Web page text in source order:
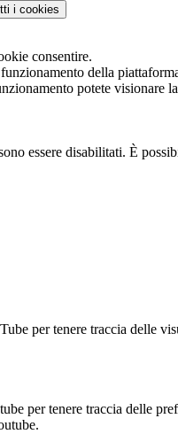
i cookies
consentire.
della
potete visionare la
essere disabilitati. È
per tenere traccia delle
per tenere traccia delle